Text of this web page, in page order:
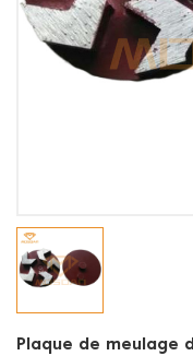
Plaque de meulage